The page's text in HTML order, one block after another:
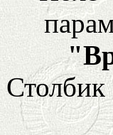
Столбик